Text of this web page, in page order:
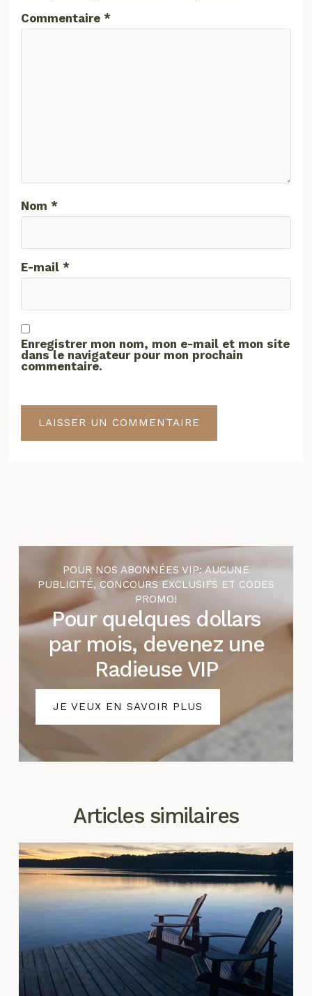
Commentaire*
Nom*
E-mail*
Enregistrer mon nom, mon e-mail et mon site
dans le navigateur pour mon prochain
commentaire.
POUR NOS ABONNÉES VIP: AUCUNE
PUBLICITÉ, CONCOURS EXCLUSIFS ET CODES
PROMO!
Pour quelques dollars
par mois, devenez une
Radieuse VIP
JE VEUX EN SAVOIR PLUS
Articles similaires